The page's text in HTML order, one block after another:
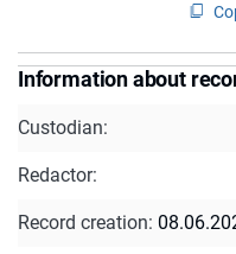
Information about
Custodian:
Redactor:
Record creation: